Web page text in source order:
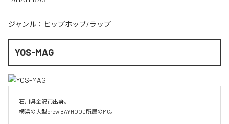
ジャンル： ヒップホップ/ラップ
YOS-MAG
石川県金沢市出身。
横浜の大型crew BAYHOOD所属のMC。